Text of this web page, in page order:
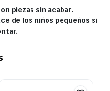
piezas sin acabar.
de los niños pequeños si